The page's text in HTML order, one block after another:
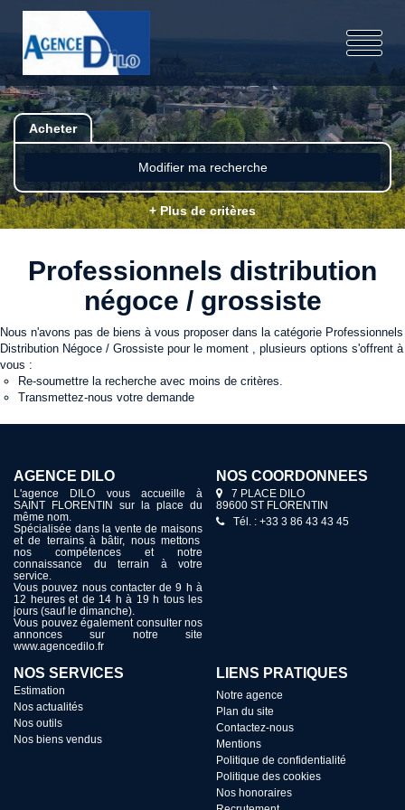
Acheter
Modifier ma recherche
+ Plus de critères
Professionnels distribution
négoce / grossiste
Nous n'avons pas de biens à vous proposer dans la catégorie Professionnels
Distribution Négoce / Grossiste pour le moment , plusieurs options s'offrent à
vous :
Re-soumettre la recherche avec moins de critères.
Transmettez-nous votre demande
AGENCE DILO
L'agence DILO vous accueille à
SAINT FLORENTIN sur la place du
même nom.
Spécialisée dans la vente de maisons
et de terrains à bâtir, nous mettons
nos compétences et notre
connaissance du terrain à votre
service.
Vous pouvez nous contacter de 9 h à
12 heures et de 14 h à 19 h tous les
jours (sauf le dimanche).
Vous pouvez également consulter nos
annonces sur notre site
www.agencedilo.fr
NOS COORDONNÉES
7 PLACE DILO
89600 ST FLORENTIN
Tél. : +33 3 86 43 43 45
NOS SERVICES
Estimation
Nos actualités
Nos outils
Nos biens vendus
LIENS PRATIQUES
Notre agence
Plan du site
Contactez-nous
Mentions
Politique de confidentialité
Politique des cookies
Nos honoraires